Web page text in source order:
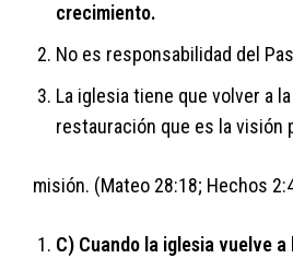
crecimiento.
No es responsabilidad del
La iglesia tiene que volver a
restauración que es la visión
misión. (Mateo 28:18; Hechos
C) Cuando la iglesia vuelve